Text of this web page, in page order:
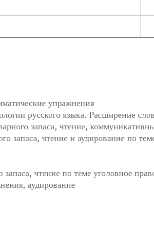
упражнения
русского языка. Расширение
запаса, чтение,
запаса, чтение и аудирование по
чтение по теме уголовное
аудирование